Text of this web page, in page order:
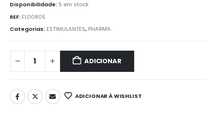
Disponibilidade: 5 em stock
REF: FL00805
Categorias: ESTIMULANTES, PHARMA
ADICIONAR
ADICIONAR À WISHLIST